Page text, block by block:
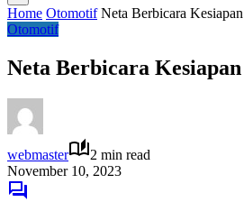
Home Otomotif Neta Berbicara
Otomotif
Neta Berbicara
webmaster
2 min read
November 10, 2023